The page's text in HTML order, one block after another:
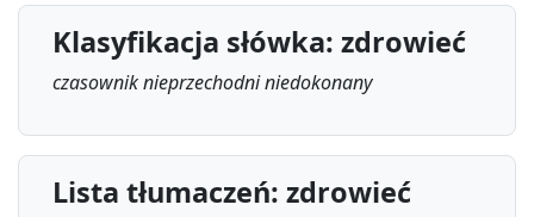
Klasyfikacja słówka: zdrowieć
czasownik nieprzechodni niedokonany
Lista tłumaczeń: zdrowieć